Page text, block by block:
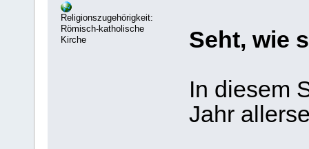
Religionszugehörigkeit:
Römisch-katholische
Kirche
Seht, wie
In diesem
Jahr